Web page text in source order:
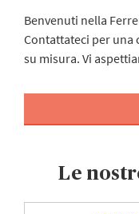
Benvenuti nella
Contattateci per una
su misura. Vi
Le